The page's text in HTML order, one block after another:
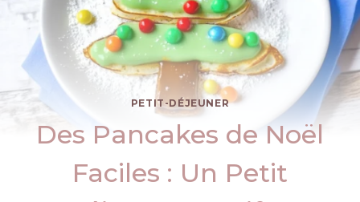
PETIT-DÉJEUNER
Des Pancakes de Noël
Faciles : Un Petit